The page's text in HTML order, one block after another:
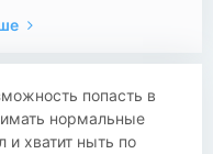
попасть в
нормальные
и хватит ныть по